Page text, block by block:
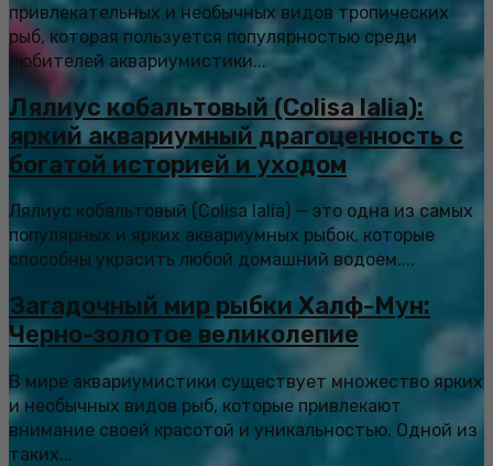
привлекательных и необычных видов тропических
рыб, которая пользуется популярностью среди
любителей аквариумистики...
Лялиус кобальтовый (Colisa lalia):
яркий аквариумный драгоценность с
богатой историей и уходом
Лялиус кобальтовый (Colisa lalia) — это одна из самых
популярных и ярких аквариумных рыбок, которые
способны украсить любой домашний водоем....
Загадочный мир рыбки Халф-Мун:
Черно-золотое великолепие
В мире аквариумистики существует множество ярких
и необычных видов рыб, которые привлекают
внимание своей красотой и уникальностью. Одной из
таких...